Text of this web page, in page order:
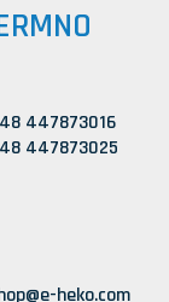
447873016
447873025
heko.com